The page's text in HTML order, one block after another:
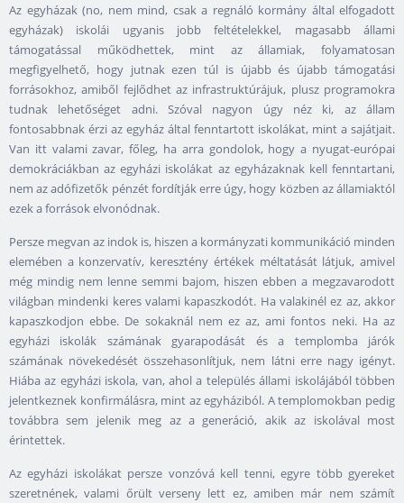
Az egyházak (no, nem mind, csak a regnáló kormány által elfogadott
egyházak) iskolái ugyanis jobb feltételekkel, magasabb állami
támogatással működhettek, mint az államiak, folyamatosan
megfigyelhető, hogy jutnak ezen túl is újabb és újabb támogatási
forrásokhoz, amiből fejlődhet az infrastruktúrájuk, plusz programokra
tudnak lehetőséget adni. Szóval nagyon úgy néz ki, az állam
fontosabbnak érzi az egyház által fenntartott iskolákat, mint a sajátjait.
Van itt valami zavar, főleg, ha arra gondolok, hogy a nyugat-európai
demokráciákban az egyházi iskolákat az egyházaknak kell fenntartani,
nem az adófizetők pénzét fordítják erre úgy, hogy közben az államiaktól
ezek a források elvonódnak.
Persze megvan az indok is, hiszen a kormányzati kommunikáció minden
elemében a konzervatív, keresztény értékek méltatását látjuk, amivel
még mindig nem lenne semmi bajom, hiszen ebben a megzavarodott
világban mindenki keres valami kapaszkodót. Ha valakinél ez az, akkor
kapaszkodjon ebbe. De sokaknál nem ez az, ami fontos neki. Ha az
egyházi iskolák számának gyarapodását és a templomba járók
számának növekedését összehasonlítjuk, nem látni erre nagy igényt.
Hiába az egyházi iskola, van, ahol a település állami iskolájából többen
jelentkeznek konfirmálásra, mint az egyháziból. A templomokban pedig
továbbra sem jelenik meg az a generáció, akik az iskolával most
érintettek.
Az egyházi iskolákat persze vonzóvá kell tenni, egyre több gyereket
szeretnének, valami őrült verseny lett ez, amiben már nem számít